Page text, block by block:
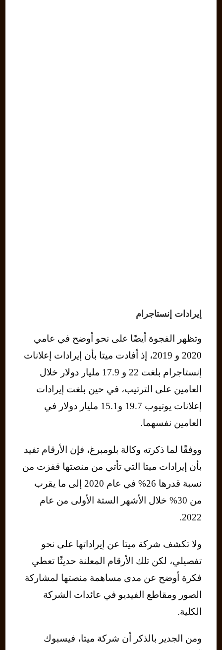
إيرادات إنستاجرام
وتظهر الفجوة أيضًا على نحو أوضح في عامي
2020 و 2019، إذ أفادت ميتا بأن إيرادات إعلانات
إنستاجرام بلغت 22 و 17.9 مليار دولار خلال
العامين على الترتيب، في حين بلغت إيرادات
إعلانات يوتيوب 19.7 و15.1 مليار دولار في
العامين نفسهما.
ووفقًا لما ذكرته وكالة بلومبرغ، فإن الأرقام تفيد
بأن إيرادات ميتا التي تأتي من منصتها قفزت من
نسبة قدرها 26% في عام 2020 إلى ما يقرب
من 30% خلال الأشهر الستة الأولى من عام
2022.
ولا تكشف شركة ميتا عن إيراداتها على نحو
تفصيلي، لكن تلك الأرقام المعلنة حديثًا تعطي
فكرة أوضح عن مدى مساهمة منصتها لمشاركة
الصور ومقاطع الفيديو في عائدات الشركة
الكلية.
ومن الجدير بالذكر أن شركة ميتا، فيسبوك